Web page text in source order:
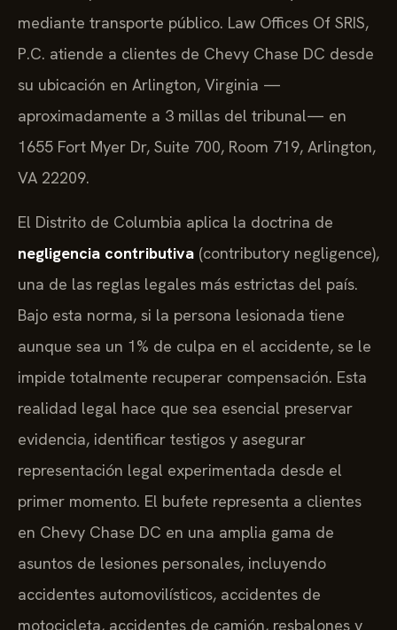
mediante transporte público. Law Offices Of SRIS,
P.C. atiende a clientes de Chevy Chase DC desde
su ubicación en Arlington, Virginia —
aproximadamente a 3 millas del tribunal— en
1655 Fort Myer Dr, Suite 700, Room 719, Arlington,
VA 22209.
El Distrito de Columbia aplica la doctrina de
negligencia contributiva (contributory negligence),
una de las reglas legales más estrictas del país.
Bajo esta norma, si la persona lesionada tiene
aunque sea un 1% de culpa en el accidente, se le
impide totalmente recuperar compensación. Esta
realidad legal hace que sea esencial preservar
evidencia, identificar testigos y asegurar
representación legal experimentada desde el
primer momento. El bufete representa a clientes
en Chevy Chase DC en una amplia gama de
asuntos de lesiones personales, incluyendo
accidentes automovilísticos, accidentes de
motocicleta, accidentes de camión, resbalones y